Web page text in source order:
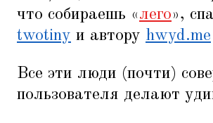
что собираешь «лего»,
twotiny и автору hwyd.me
Все эти люди (почти)
пользователя делают